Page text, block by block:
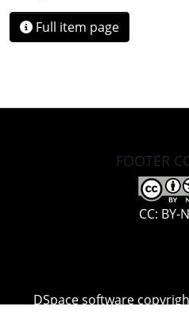
Full item page
FOOTER
CC: BY-
DSpace software